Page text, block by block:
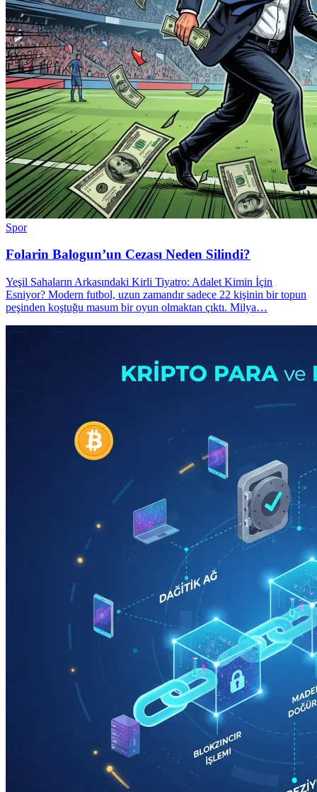
Spor
Folarin Balogun’un Cezası Neden Silindi?
Yeşil Sahaların Arkasındaki Kirli Tiyatro: Adalet Kimin İçin
Esniyor? Modern futbol, uzun zamandır sadece 22 kişinin bir topun
peşinden koştuğu masum bir oyun olmaktan çıktı. Milya…